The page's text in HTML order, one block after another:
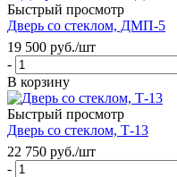
Быстрый просмотр
Дверь со стеклом, ДМП-5
19 500 руб./шт
-
В корзину
Быстрый просмотр
Дверь со стеклом, Т-13
22 750 руб./шт
-